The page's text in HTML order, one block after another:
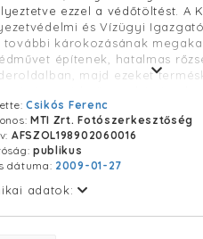
ezzel a védőtöltést. A
és Vízügyi
károkozásának
építenek, hatalmas
majd ezeket
ezzel a további
Csikós Ferenc
MTI Zrt. Fotószerkesztőség
AFSZOL198902060016
publikus
dátuma: 2009-01-27
adatok: